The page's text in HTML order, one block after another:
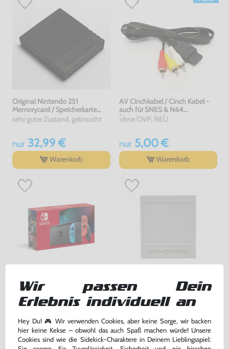
Original Nintendo 251
Memorycard / Speicherkarte
#schwarz
sehr guter Zustand, gebraucht
nur32,99 €
Warenkorb
AV Cinchkabel / Cinch Kabel -
auch für SNES & N64
[Dritthersteller]
ohne OVP, NEU
nur5,00 €
Warenkorb
Konsole #Neon-Rot/Neon-Blau
mit OVP, sehr guter Zustand, gebraucht
nur239,99 €
Warenkorb
Original Nintendo 59
Memorycard / Speicherkarte
#grau DOL-008
gebraucht
nur19,99 €
Warenkorb
Wir passen Dein
Erlebnis individuell an
Hey Du! 🎮 Wir verwenden Cookies, aber keine Sorge, wir backen
hier keine Kekse – obwohl das auch Spaß machen würde! Unsere
Cookies sind wie die Sidekick-Charaktere in Deinem Lieblingsspiel: